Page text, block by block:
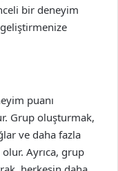
bir deneyim
puanı
Grup oluşturmak,
ve daha fazla
olur. Ayrıca, grup